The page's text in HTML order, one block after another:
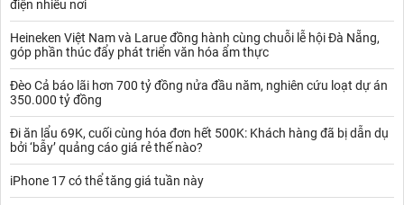
điện nhiều nơi
Heineken Việt Nam và Larue đồng hành cùng chuỗi lễ hội Đà Nẵng,
góp phần thúc đẩy phát triển văn hóa ẩm thực
Đèo Cả báo lãi hơn 700 tỷ đồng nửa đầu năm, nghiên cứu loạt dự án
350.000 tỷ đồng
Đi ăn lẩu 69K, cuối cùng hóa đơn hết 500K: Khách hàng đã bị dẫn dụ
bởi ‘bẫy’ quảng cáo giá rẻ thế nào?
iPhone 17 có thể tăng giá tuần này